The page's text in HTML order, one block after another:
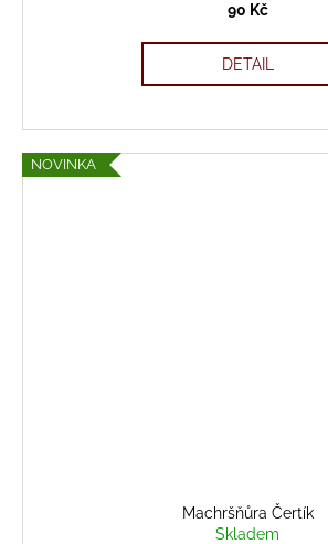
90 Kč
DETAIL
NOVINKA
Machršňůra Čertík
Skladem